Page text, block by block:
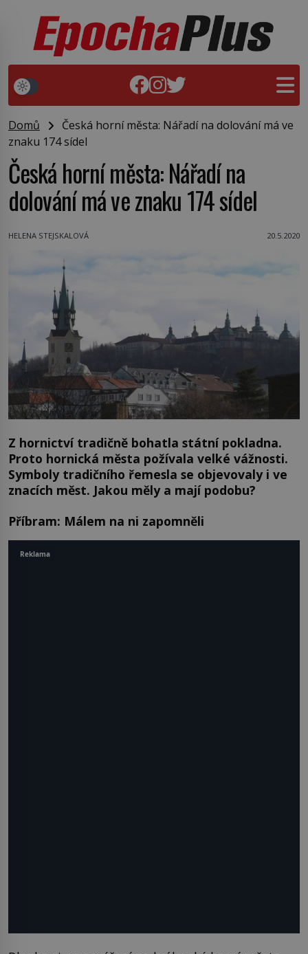
Domů
Česká horní města: Nářadí na dolování má ve
znaku 174 sídel
Česká horní města: Nářadí na
dolování má ve znaku 174 sídel
HELENA STEJSKALOVÁ 20.5.2020
Z hornictví tradičně bohatla státní pokladna.
Proto hornická města požívala velké vážnosti.
Symboly tradičního řemesla se objevovaly i ve
znacích měst. Jakou měly a mají podobu?
Příbram: Málem na ni zapomněli
Reklama